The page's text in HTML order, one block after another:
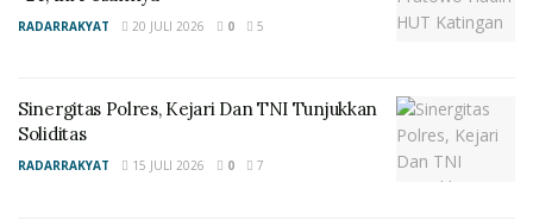
menjaga keutuhan kesatuan dan persatuan Negara
RADARRAKYAT 20 JULI 2026 0 5
Sinergitas Polres, Kejari Dan TNI Tunjukkan
Soliditas
RADARRAKYAT 15 JULI 2026 0 7